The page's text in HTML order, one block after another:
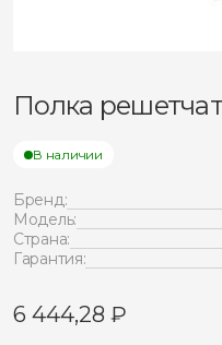
Полка
В наличии
Бренд:
Модель:
Страна:
Гарантия:
6 444,28 ₽